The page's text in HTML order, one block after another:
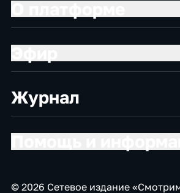
Журнал
© 2026 Сетевое издание